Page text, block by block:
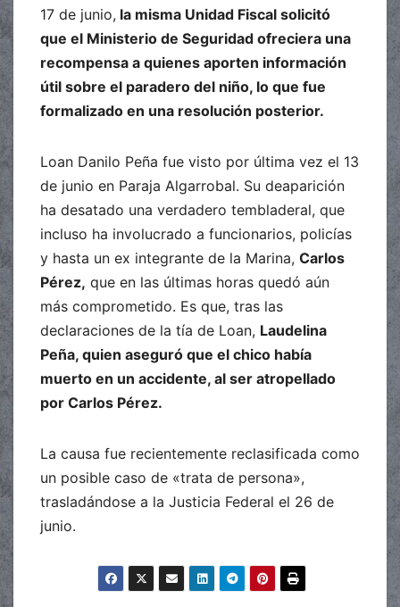
17 de junio, la misma Unidad Fiscal solicitó
que el Ministerio de Seguridad ofreciera una
recompensa a quienes aporten información
útil sobre el paradero del niño, lo que fue
formalizado en una resolución posterior.
Loan Danilo Peña fue visto por última vez el 13
de junio en Paraja Algarrobal. Su deaparición
ha desatado una verdadero tembladeral, que
incluso ha involucrado a funcionarios, policías
y hasta un ex integrante de la Marina, Carlos
Pérez, que en las últimas horas quedó aún
más comprometido. Es que, tras las
declaraciones de la tía de Loan, Laudelina
Peña, quien aseguró que el chico había
muerto en un accidente, al ser atropellado
por Carlos Pérez.
La causa fue recientemente reclasificada como
un posible caso de «trata de persona»,
trasladándose a la Justicia Federal el 26 de
junio.